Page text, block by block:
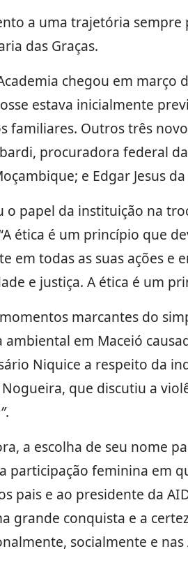
a uma trajetória
das Graças.
chegou em março
estava inicialmente
familiares. Outros três
procuradora federal
e Edgar Jesus
o papel da instituição na
ética é um princípio que
em todas as suas ações e
e justiça. A ética é um
marcantes do
em Maceió
Niquice a respeito da
Nogueira, que discutiu a
.
a escolha de seu nome
participação feminina em
pais e ao presidente da
grande conquista e a
socialmente e